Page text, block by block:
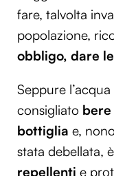
fare, talvolta
popolazione,
obbligo, dare
Seppure
consigliato
bottiglia e,
stata debellata,
repellenti e